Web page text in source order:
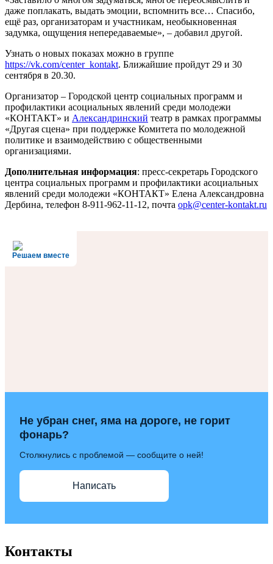
даже поплакать, выдать эмоции, вспомнить все… Спасибо,
ещё раз, организаторам и участникам, необыкновенная
задумка, ощущения непередаваемые», – добавил другой.
Узнать о новых показах можно в группе
https://vk.com/center_kontakt. Ближайшие пройдут 29 и 30
сентября в 20.30.
Организатор – Городской центр социальных программ и
профилактики асоциальных явлений среди молодежи
«КОНТАКТ» и Александринский театр в рамках программы
«Другая сцена» при поддержке Комитета по молодежной
политике и взаимодействию с общественными
организациями.
Дополнительная информация: пресс-секретарь Городского
центра социальных программ и профилактики асоциальных
явлений среди молодежи «КОНТАКТ» Елена Александровна
Дербина, телефон 8-911-962-11-12, почта opk@center-kontakt.ru
Решаем вместе
Не убран снег, яма на дороге, не горит
фонарь?
Столкнулись с проблемой — сообщите о ней!
Написать
Контакты